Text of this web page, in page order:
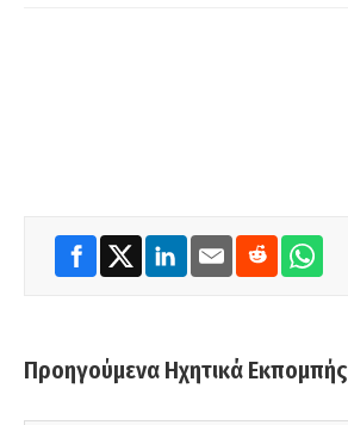
Προηγούμενα Ηχητικά Εκπομπής